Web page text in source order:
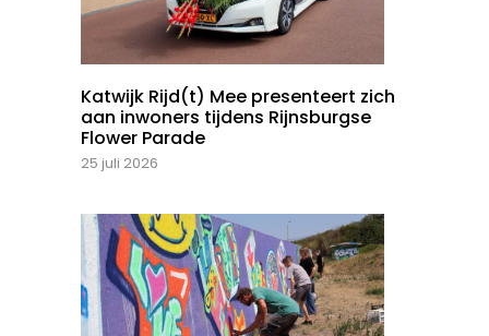
Katwijk Rijd(t) Mee presenteert zich
aan inwoners tijdens Rijnsburgse
Flower Parade
25 juli 2026